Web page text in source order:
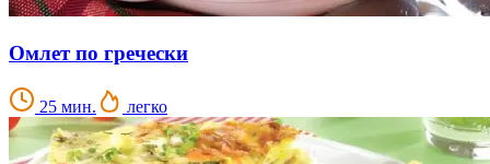
Омлет по гречески
25 мин. легко